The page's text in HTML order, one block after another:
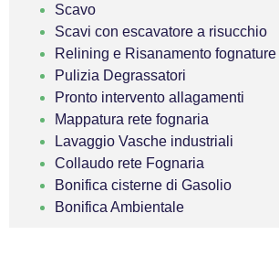
Scavo
Scavi con escavatore a risucchio
Relining e Risanamento fognature
Pulizia Degrassatori
Pronto intervento allagamenti
Mappatura rete fognaria
Lavaggio Vasche industriali
Collaudo rete Fognaria
Bonifica cisterne di Gasolio
Bonifica Ambientale